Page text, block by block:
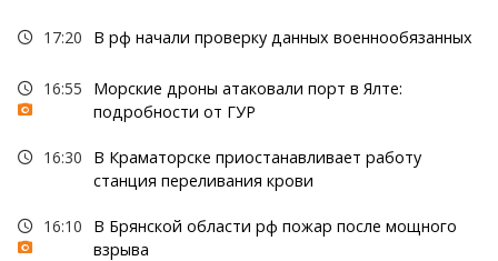
17:20 В рф начали проверку данных военнообязанных
16:55
Морские дроны атаковали порт в Ялте:
подробности от ГУР
16:30
В Краматорске приостанавливает работу
станция переливания крови
16:10
В Брянской области рф пожар после мощного
взрыва